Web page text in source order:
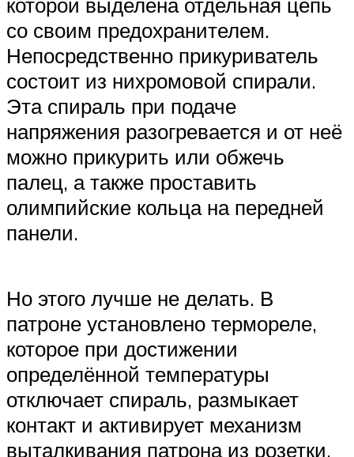
со своим предохранителем.
Непосредственно прикуриватель
состоит из нихромовой спирали.
Эта спираль при подаче
напряжения разогревается и от неё
можно прикурить или обжечь
палец, а также проставить
олимпийские кольца на передней
панели.
Но этого лучше не делать. В
патроне установлено термореле,
которое при достижении
определённой температуры
отключает спираль, размыкает
контакт и активирует механизм
выталкивания патрона из розетки.